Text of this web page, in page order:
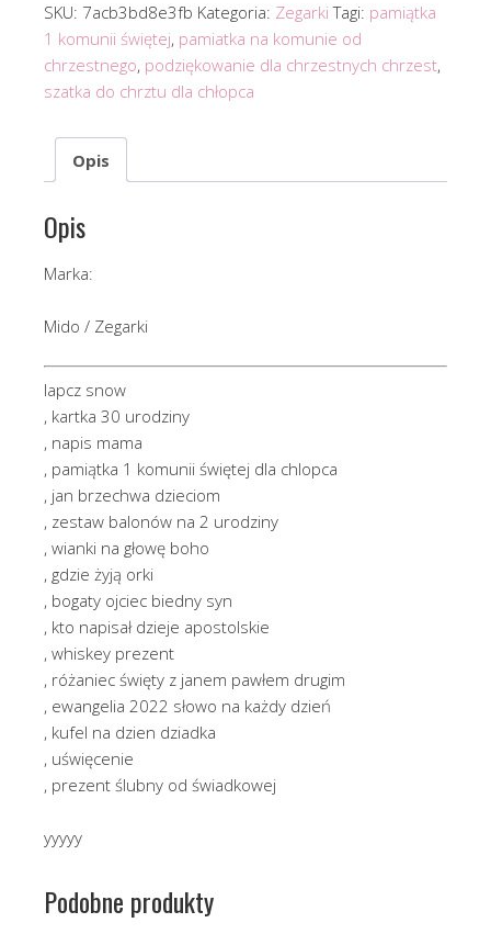
SKU: 7acb3bd8e3fb Kategoria: Zegarki Tagi: pamiątka
1 komunii świętej, pamiatka na komunie od
chrzestnego, podziękowanie dla chrzestnych chrzest,
szatka do chrztu dla chłopca
Opis
Opis
Marka:
Mido / Zegarki
lapcz snow
, kartka 30 urodziny
, napis mama
, pamiątka 1 komunii świętej dla chlopca
, jan brzechwa dzieciom
, zestaw balonów na 2 urodziny
, wianki na głowę boho
, gdzie żyją orki
, bogaty ojciec biedny syn
, kto napisał dzieje apostolskie
, whiskey prezent
, różaniec święty z janem pawłem drugim
, ewangelia 2022 słowo na każdy dzień
, kufel na dzien dziadka
, uświęcenie
, prezent ślubny od świadkowej
yyyyy
Podobne produkty